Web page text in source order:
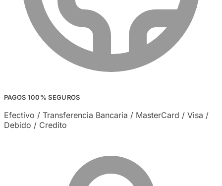
PAGOS 100% SEGUROS
Efectivo / Transferencia Bancaria / MasterCard / Visa /
Debido / Credito